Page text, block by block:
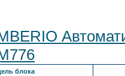
блока